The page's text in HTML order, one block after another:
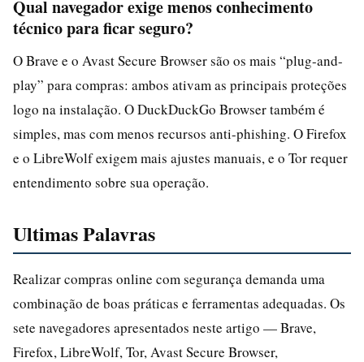
Qual navegador exige menos conhecimento
técnico para ficar seguro?
O Brave e o Avast Secure Browser são os mais “plug-and-
play” para compras: ambos ativam as principais proteções
logo na instalação. O DuckDuckGo Browser também é
simples, mas com menos recursos anti-phishing. O Firefox
e o LibreWolf exigem mais ajustes manuais, e o Tor requer
entendimento sobre sua operação.
Ultimas Palavras
Realizar compras online com segurança demanda uma
combinação de boas práticas e ferramentas adequadas. Os
sete navegadores apresentados neste artigo — Brave,
Firefox, LibreWolf, Tor, Avast Secure Browser,